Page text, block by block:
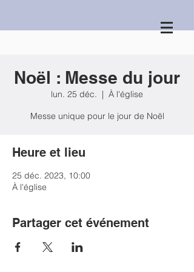
Noël : Messe du jour
lun. 25 déc.
  |
À l'église
Messe unique pour le jour de Noël
Heure et lieu
25 déc. 2023, 10:00
À l'église
Partager cet événement